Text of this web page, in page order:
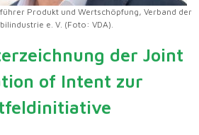
Produkt und Wertschöpfung, Verband der
e. V. (Foto: VDA).
der Joint
of Intent zur